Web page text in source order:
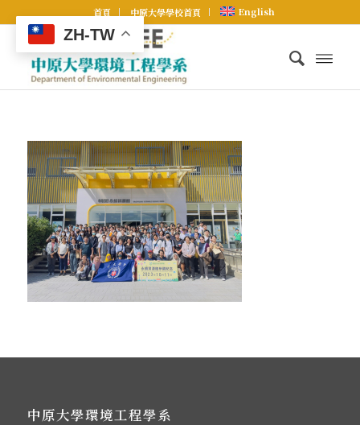
首頁 中原大學學校首頁 English
中原大學環境工程學系
ZH-TW